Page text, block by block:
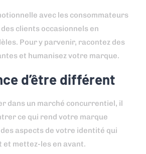
avec les consommateurs
clients occasionnels en
Pour y parvenir, racontez des
et humanisez votre marque.
d’être différent
dans un marché concurrentiel, il
ce qui rend votre marque
aspects de votre identité qui
mettez-les en avant.